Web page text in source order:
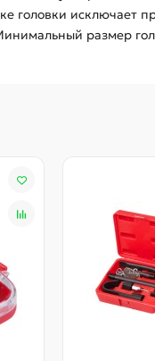
головки исключает
размер